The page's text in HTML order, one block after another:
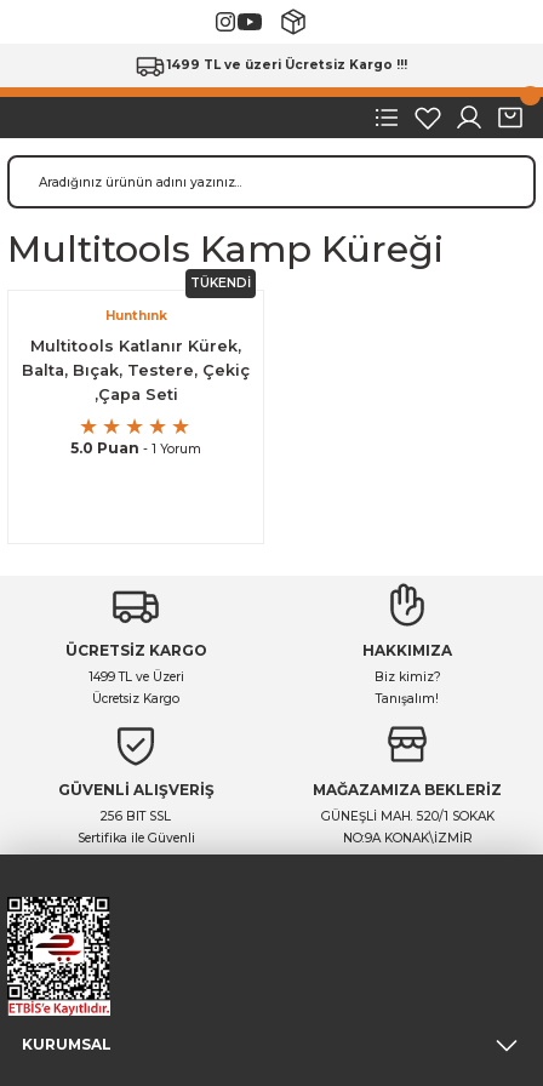
1499 TL ve üzeri Ücretsiz Kargo !!!
Multitools Kamp Küreği
TÜKENDİ
Hunthınk
Multitools Katlanır Kürek,
Balta, Bıçak, Testere, Çekiç
,Çapa Seti
5.0 Puan - 1 Yorum
ÜCRETSİZ KARGO
1499 TL ve Üzeri
Ücretsiz Kargo
HAKKIMIZA
Biz kimiz?
Tanışalım!
GÜVENLİ ALIŞVERİŞ
256 BIT SSL
Sertifika ile Güvenli
MAĞAZAMIZA BEKLERİZ
GÜNEŞLİ MAH. 520/1 SOKAK
NO:9A KONAK\İZMİR
KURUMSAL